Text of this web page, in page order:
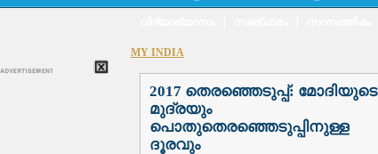
MY INDIA
2017 തെരഞ്ഞെടുപ്പ്: മോദിയുടെ
മുദ്രയും
പൊതുതെരഞ്ഞെടുപ്പിനുള്ള
ദൂരവും